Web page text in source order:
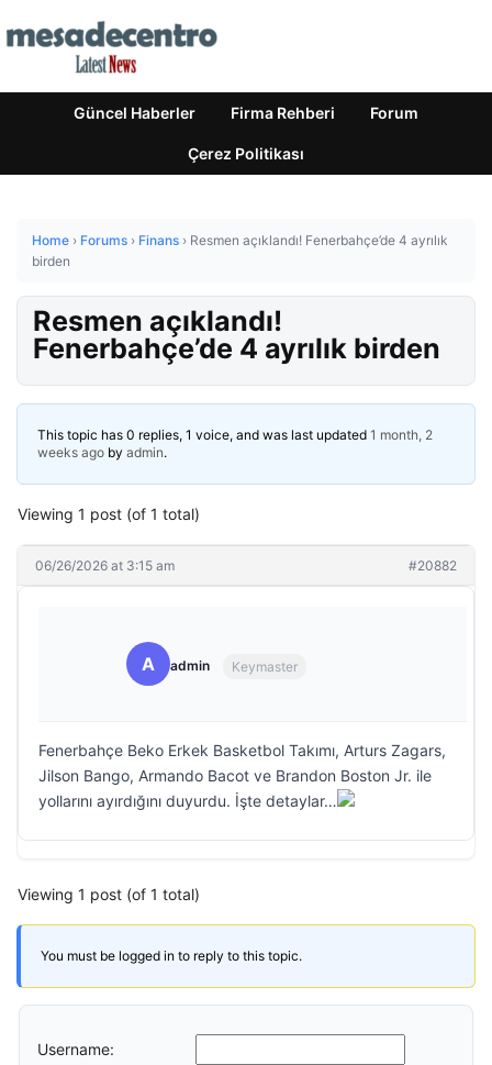
Güncel Haberler Firma Rehberi Forum
Çerez Politikası
Home › Forums › Finans › Resmen açıklandı! Fenerbahçe’de 4 ayrılık
birden
Resmen açıklandı!
Fenerbahçe’de 4 ayrılık birden
This topic has 0 replies, 1 voice, and was last updated 1 month, 2
weeks ago by admin.
Viewing 1 post (of 1 total)
06/26/2026 at 3:15 am #20882
A admin Keymaster
Fenerbahçe Beko Erkek Basketbol Takımı, Arturs Zagars,
Jilson Bango, Armando Bacot ve Brandon Boston Jr. ile
yollarını ayırdığını duyurdu. İşte detaylar…
Viewing 1 post (of 1 total)
You must be logged in to reply to this topic.
Username: